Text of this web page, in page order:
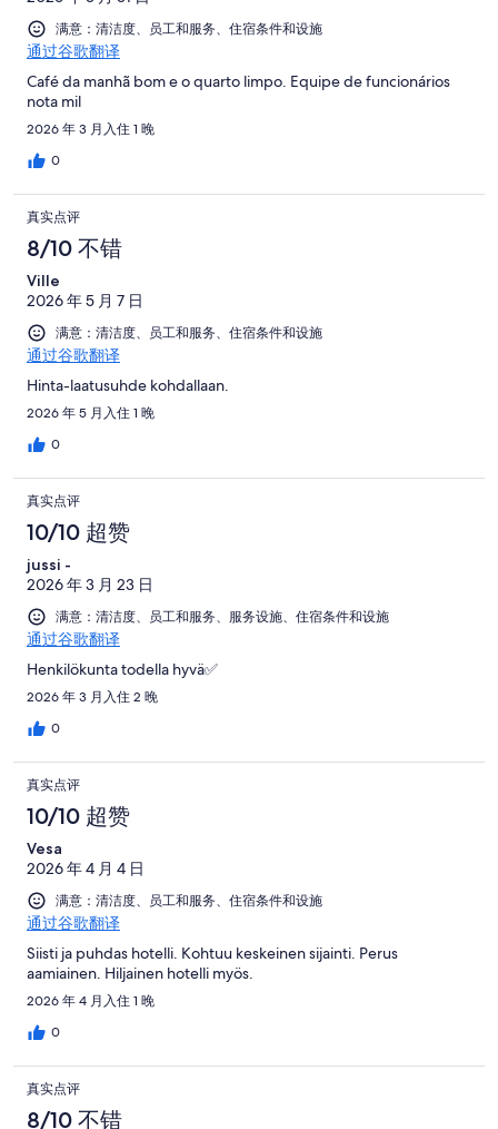
满意：清洁度、员工和服务、住宿条件和设施
通过谷歌翻译
Café da manhã bom e o quarto limpo. Equipe de funcionários
nota mil
2026 年 3 月入住 1 晚
0
真实点评
8/10 不错
Ville
2026 年 5 月 7 日
满意：清洁度、员工和服务、住宿条件和设施
通过谷歌翻译
Hinta-laatusuhde kohdallaan.
2026 年 5 月入住 1 晚
0
真实点评
10/10 超赞
jussi -
2026 年 3 月 23 日
满意：清洁度、员工和服务、服务设施、住宿条件和设施
通过谷歌翻译
Henkilökunta todella hyvä✅
2026 年 3 月入住 2 晚
0
真实点评
10/10 超赞
Vesa
2026 年 4 月 4 日
满意：清洁度、员工和服务、住宿条件和设施
通过谷歌翻译
Siisti ja puhdas hotelli. Kohtuu keskeinen sijainti. Perus
aamiainen. Hiljainen hotelli myös.
2026 年 4 月入住 1 晚
0
真实点评
8/10 不错